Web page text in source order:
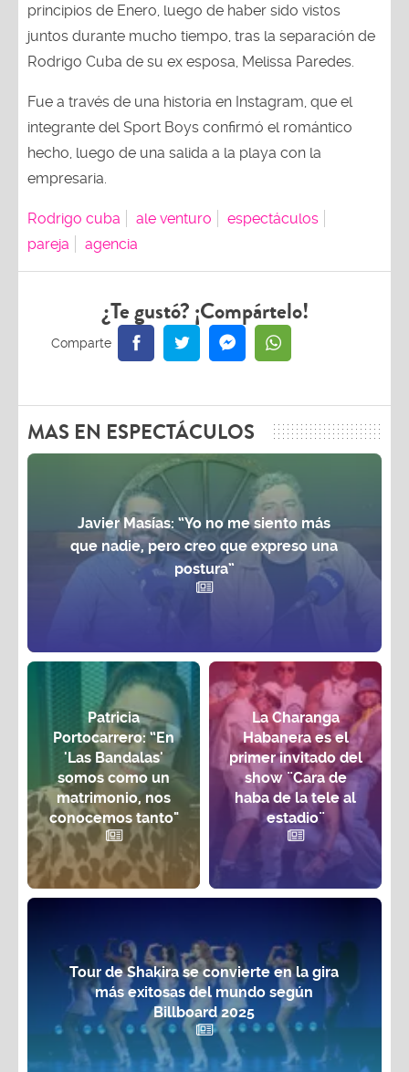
principios de Enero, luego de haber sido vistos
juntos durante mucho tiempo, tras la separación de
Rodrigo Cuba de su ex esposa, Melissa Paredes.
Fue a través de una historia en Instagram, que el
integrante del Sport Boys confirmó el romántico
hecho, luego de una salida a la playa con la
empresaria.
Rodrigo cuba ale venturo
espectáculos
pareja
agencia
¿Te gustó? ¡Compártelo!
MAS EN ESPECTÁCULOS
Javier Masías: “Yo no me siento más
que nadie, pero creo que expreso una
postura”
Patricia
Portocarrero: “En
'Las Bandalas'
somos como un
matrimonio, nos
conocemos tanto"
La Charanga
Habanera es el
primer invitado del
show ¨Cara de
haba de la tele al
estadio¨
Tour de Shakira se convierte en la gira
más exitosas del mundo según
Billboard 2025